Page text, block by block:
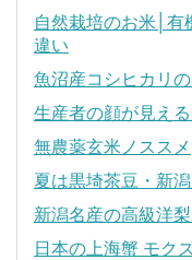
自然栽培のお米│有
違い
魚沼産コシヒカリ
生産者の顔が見え
無農薬玄米ノススメ
夏は黒埼茶豆・新
新潟名産の高級洋
日本の上海蟹 モク